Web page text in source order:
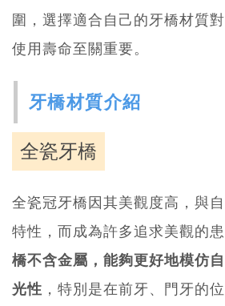
圍，選擇適合自己的牙橋材質
使用壽命至關重要。
牙橋材質介紹
全瓷牙橋
全瓷冠牙橋因其美觀度高，與
特性，而成為許多追求美觀的患
橋不含金屬，能夠更好地模仿
光性 ，特別是在前牙、門牙的